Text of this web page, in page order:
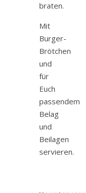
braten.
Mit
Burger-
Brötchen
und
für
Euch
passendem
Belag
und
Beilagen
servieren.